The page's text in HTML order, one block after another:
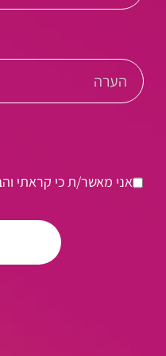
אני מאשר/ת כי קראתי